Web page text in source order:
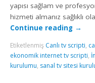
yapısı sağlam ve
hizmeti almanız sağlıklı
Continue reading →
Etiketlenmiş Canlı tv scripti,
ekonomik internet tv scripti,
kurulumu, sanal tv sitesi